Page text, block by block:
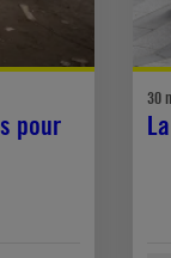
pour
30